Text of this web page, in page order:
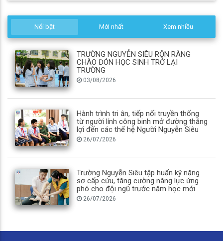
Nổi bật Mới nhất Xem nhiều
TRƯỜNG NGUYỄN SIÊU RỘN RÀNG
CHÀO ĐÓN HỌC SINH TRỞ LẠI
TRƯỜNG
03/08/2026
Hành trình tri ân, tiếp nối truyền thống
từ người lính công binh mở đường thắng
lợi đến các thế hệ Người Nguyễn Siêu
26/07/2026
Trường Nguyễn Siêu tập huấn kỹ năng
sơ cấp cứu, tăng cường năng lực ứng
phó cho đội ngũ trước năm học mới
26/07/2026